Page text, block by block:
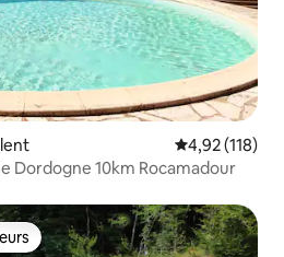
Évaluation
4,92 (118)
Dordogne 10km Rocamadour
les plus appréciés